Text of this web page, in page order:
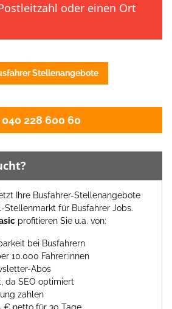
oder einen Ort
Stellenangebote
040 228 600 60
Ihre Busfahrer-Stellenangebote
Stellenmarkt für Busfahrer Jobs.
profitieren Sie u.a. von:
bei Busfahrern
10.000 Fahrer:innen
Abos
da SEO optimiert
zahlen